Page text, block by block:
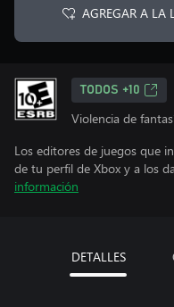
AGREGAR A LA
TODOS +10
Violencia de
Los editores de juegos que
de tu perfil de Xbox y a los
información
DETALLES